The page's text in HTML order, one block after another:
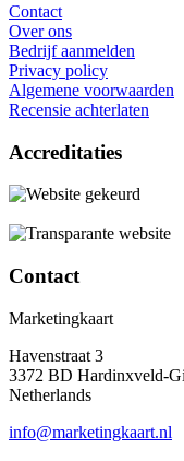
Contact
Over ons
Bedrijf aanmelden
Privacy policy
Algemene voorwaarden
Recensie achterlaten
Accreditaties
Contact
Marketingkaart
Havenstraat 3
3372 BD Hardinxveld-
Netherlands
info@marketingkaart.nl